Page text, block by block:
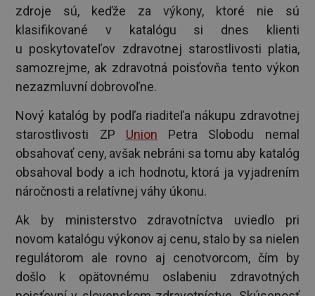
zdroje sú, keďže za výkony, ktoré nie sú
klasifikované v katalógu si dnes klienti
u poskytovateľov zdravotnej starostlivosti platia,
samozrejme, ak zdravotná poisťovňa tento výkon
nezazmluvní dobrovoľne.
Nový katalóg by podľa riaditeľa nákupu zdravotnej
starostlivosti ZP Union Petra Slobodu nemal
obsahovať ceny, avšak nebráni sa tomu aby katalóg
obsahoval body a ich hodnotu, ktorá ja vyjadrením
náročnosti a relatívnej váhy úkonu.
Ak by ministerstvo zdravotníctva uviedlo pri
novom katalógu výkonov aj cenu, stalo by sa nielen
regulátorom ale rovno aj cenotvorcom, čím by
došlo k opätovnému oslabeniu zdravotných